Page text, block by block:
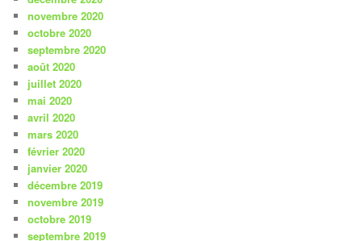
novembre 2020
octobre 2020
septembre 2020
août 2020
juillet 2020
mai 2020
avril 2020
mars 2020
février 2020
janvier 2020
décembre 2019
novembre 2019
octobre 2019
septembre 2019